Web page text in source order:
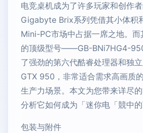
电竞桌机成为了许多玩家和创作者
Gigabyte Brix系列凭借其小体积
Mini-PC市场中占据一席之地。而
的顶级型号——GB-BNi7HG4-
了强劲的第六代酷睿处理器和独
GTX 950，非常适合需求高画质
生产力场景。本文为您带来详尽的
分析它如何成为「迷你电「競中的
包装与附件